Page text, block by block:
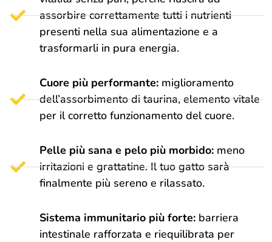
assorbire correttamente tutti i nutrienti
presenti nella sua alimentazione e a
trasformarli in pura energia.
Cuore più performante: miglioramento
dell’assorbimento di taurina, elemento vitale
per il corretto funzionamento del cuore.
Pelle più sana e pelo più morbido: meno
irritazioni e grattatine. Il tuo gatto sarà
finalmente più sereno e rilassato.
Sistema immunitario più forte: barriera
intestinale rafforzata e riequilibrata per